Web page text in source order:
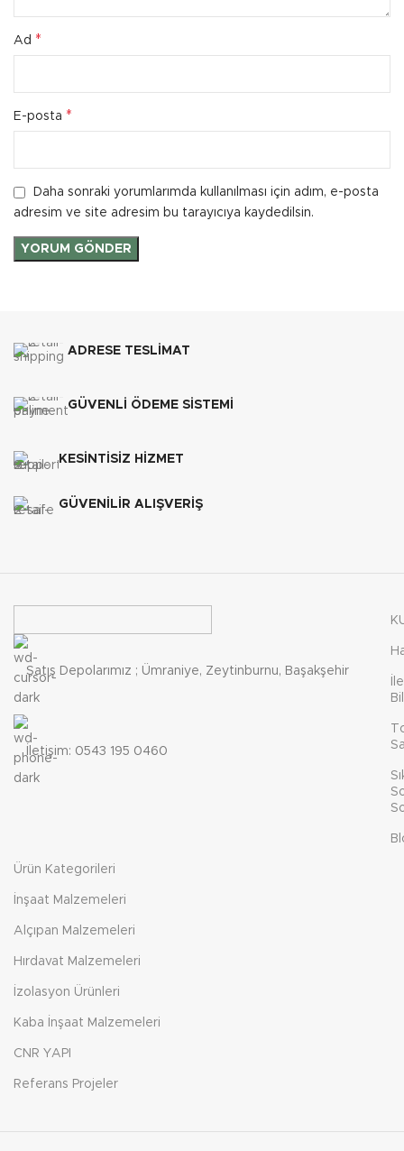
Ad *
E-posta *
Daha sonraki yorumlarımda kullanılması için adım, e-posta
adresim ve site adresim bu tarayıcıya kaydedilsin.
ADRESE TESLİMAT
GÜVENLİ ÖDEME SİSTEMİ
KESİNTİSİZ HİZMET
GÜVENİLİR ALIŞVERİŞ
Satış Depolarımız ; Ümraniye, Zeytinburnu, Başakşehir
İletişim: 0543 195 0460
Ürün Kategorileri
İnşaat Malzemeleri
Alçıpan Malzemeleri
Hırdavat Malzemeleri
İzolasyon Ürünleri
Kaba İnşaat Malzemeleri
CNR YAPI
Referans Projeler